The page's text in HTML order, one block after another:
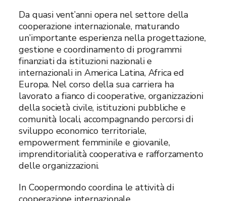
Da quasi vent’anni opera nel settore della
cooperazione internazionale, maturando
un’importante esperienza nella progettazione,
gestione e coordinamento di programmi
finanziati da istituzioni nazionali e
internazionali in America Latina, Africa ed
Europa. Nel corso della sua carriera ha
lavorato a fianco di cooperative, organizzazioni
della società civile, istituzioni pubbliche e
comunità locali, accompagnando percorsi di
sviluppo economico territoriale,
empowerment femminile e giovanile,
imprenditorialità cooperativa e rafforzamento
delle organizzazioni.
In Coopermondo coordina le attività di